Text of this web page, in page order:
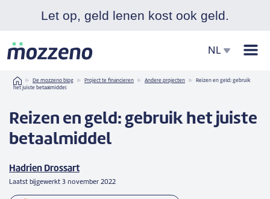
Let op, geld lenen kost ook geld.
NL
Home
De mozzeno blog Project te financieren Andere projecten
Reizen en geld: gebruik
het juiste betaalmiddel
Reizen en geld: gebruik het juiste
betaalmiddel
Hadrien Drossart
Laatst bijgewerkt 3 november 2022